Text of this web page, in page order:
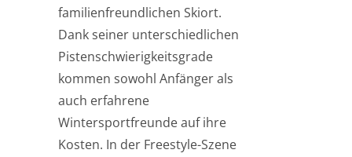
familienfreundlichen Skiort.
Dank seiner unterschiedlichen
Pistenschwierigkeitsgrade
kommen sowohl Anfänger als
auch erfahrene
Wintersportfreunde auf ihre
Kosten. In der Freestyle-Szene